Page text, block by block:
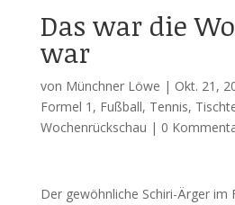
Das war die
war
von Münchner Löwe | Okt. 21,
Formel 1 , Fußball, Tennis,
Wochenrückschau | 0
Der gewöhnliche Schiri-Ärger im